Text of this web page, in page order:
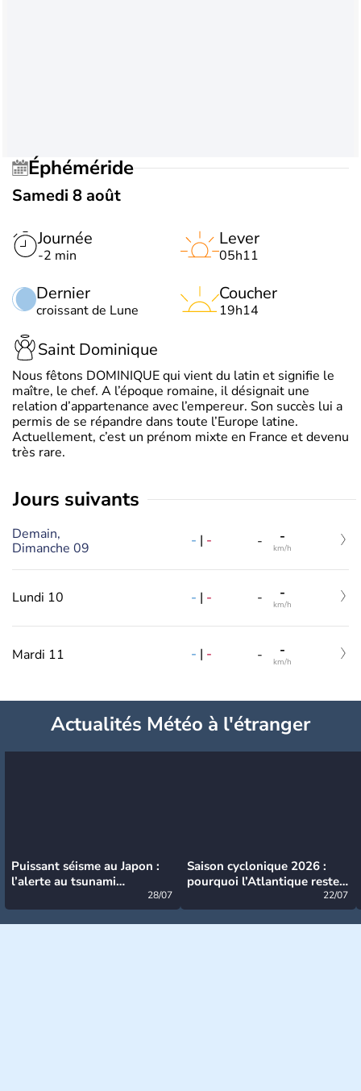
Éphéméride
Samedi 8 août
Journée
-2 min
Dernier
croissant de Lune
Lever
05h11
Coucher
19h14
Saint Dominique
Nous fêtons DOMINIQUE qui vient du latin et signifie le
maître, le chef. A l’époque romaine, il désignait une
relation d’appartenance avec l’empereur. Son succès lui a
permis de se répandre dans toute l’Europe latine.
Actuellement, c’est un prénom mixte en France et devenu
très rare.
jours suivants
Demain,
Dimanche 09
- | - - -
km/h
Lundi 10 - | - - -
km/h
Mardi 11 - | - - -
km/h
Actualités Météo à l'étranger
Puissant séisme au Japon :
l’alerte au tsunami
28/07
Saison cyclonique 2026 :
pourquoi l’Atlantique reste
22/07